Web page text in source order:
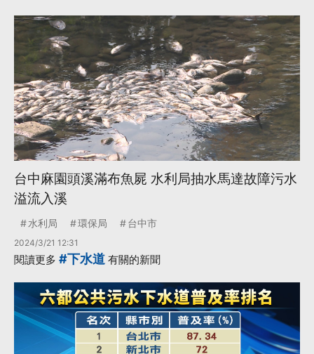
台中麻園頭溪滿布魚屍 水利局抽水馬達故障污水
溢流入溪
水利局 環保局 台中市
2024/3/21 12:31
閱讀更多 #下水道 有關的新聞